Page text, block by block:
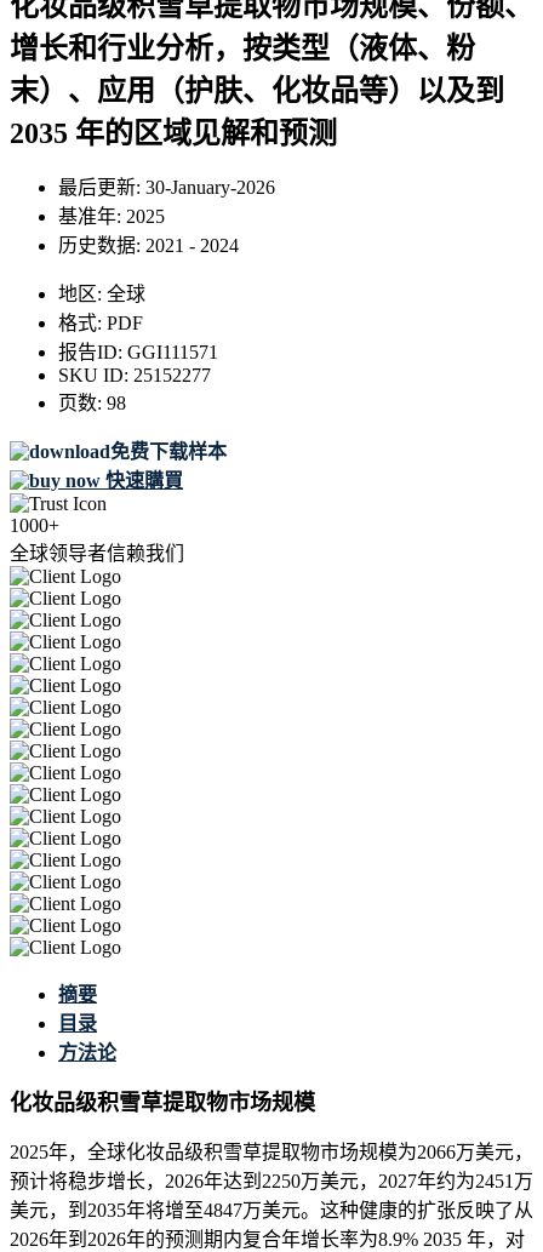
增长和行业分析，按类型（液体、粉
末）、应用（护肤、化妆品等）以及到
2035 年的区域见解和预测
最后更新: 30-January-2026
基准年: 2025
历史数据: 2021 - 2024
地区: 全球
格式: PDF
报告ID: GGI111571
SKU ID: 25152277
页数: 98
免费下载样本
快速購買
1000+
全球领导者信赖我们
摘要
目录
方法论
化妆品级积雪草提取物市场规模
2025年，全球化妆品级积雪草提取物市场规模为2066万美元，
预计将稳步增长，2026年达到2250万美元，2027年约为2451万
美元，到2035年将增至4847万美元。这种健康的扩张反映了从
2026年到2026年的预测期内复合年增长率为8.9% 2035 年，对